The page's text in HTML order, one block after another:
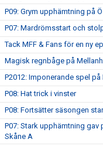
P09: Grym upphämtning på
P07: Mardrömsstart och
Tack MFF & Fans för en ny
Magisk regnbåge på
P2012: Imponerande spel på
P08: Hat trick i vinster
P08: Fortsätter säsongen
P07: Stark upphämtning gav
Skåne A